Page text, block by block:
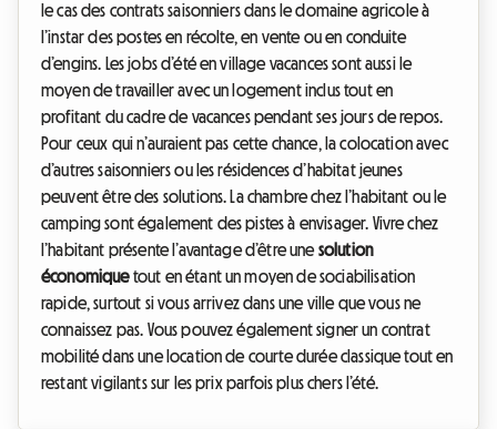
le cas des contrats saisonniers dans le domaine agricole à
l’instar des postes en récolte, en vente ou en conduite
d’engins. Les jobs d’été en village vacances sont aussi le
moyen de travailler avec un logement inclus tout en
profitant du cadre de vacances pendant ses jours de repos.
Pour ceux qui n’auraient pas cette chance, la colocation avec
d’autres saisonniers ou les résidences d’habitat jeunes
peuvent être des solutions. La chambre chez l’habitant ou le
camping sont également des pistes à envisager. Vivre chez
l’habitant présente l’avantage d’être unesolution
économiquetout en étant un moyen de sociabilisation
rapide, surtout si vous arrivez dans une ville que vous ne
connaissez pas. Vous pouvez également signer un contrat
mobilité dans une location de courte durée classique tout en
restant vigilants sur les prix parfois plus chers l’été.